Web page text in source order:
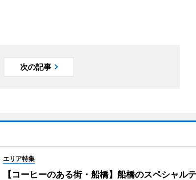
次の記事
エリア特集
【コーヒーのある街・船橋】船橋のスペシャル